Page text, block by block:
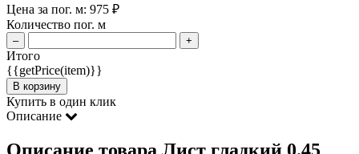
Цена за пог. м: 975 ₽
Количество пог. м
– +
Итого
{{getPrice(item)}}
В корзину
Купить в один клик
Описание
Описание товара Лист гладкий 0.45